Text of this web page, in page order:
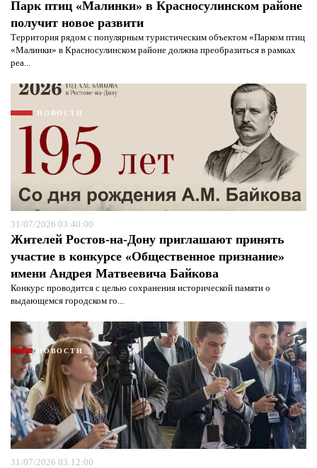
Парк птиц «Малинки» в Красносулинском районе
получит новое развити
Территория рядом с популярным туристическим объектом «Парком птиц
«Малинки» в Красносулинском районе должна преобразиться в рамках
реа...
НОВОСТИ
31/07/2026 03:40:00
Жителей Ростов-на-Дону приглашают принять
участие в конкурсе «Общественное признание»
имени Андрея Матвеевича Байкова
Конкурс проводится с целью сохранения исторической памяти о
выдающемся городском го...
НОВОСТИ
31/07/2026 03:12:00
политикой конфиденциальности и
защиты информации*
Я согласен сполитикой конфиденциальности и
защиты информации*